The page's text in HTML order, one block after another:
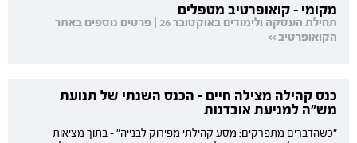
מקומי - קואופרטיב מטפלים
תחילת העסקה ולימודים באוקטובר 26 | פרטים נוספים באתר
הקואופרטיב >>
כנס קהילה מצילה חיים - הכנס השנתי של תנועת
מש"ה למניעת אובדנות
"כשהדברים מתפרקים: מסע קהילתי מפירוק לבנייה" - בתוך מציאות